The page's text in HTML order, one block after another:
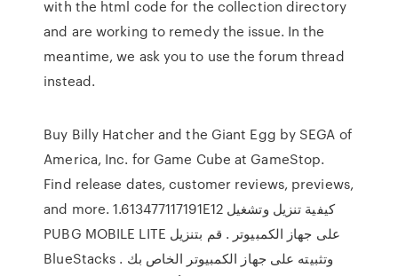
with the html code for the collection directory
and are working to remedy the issue. In the
meantime, we ask you to use the forum thread
instead.
Buy Billy Hatcher and the Giant Egg by SEGA of
America, Inc. for Game Cube at GameStop.
Find release dates, customer reviews, previews,
and more. 1.613477117191E12 كيفية تنزيل وتشغيل
PUBG MOBILE LITE على جهاز الكمبيوتر . قم بتنزيل
BlueStacks وتثبيته على جهاز الكمبيوتر الخاص بك .